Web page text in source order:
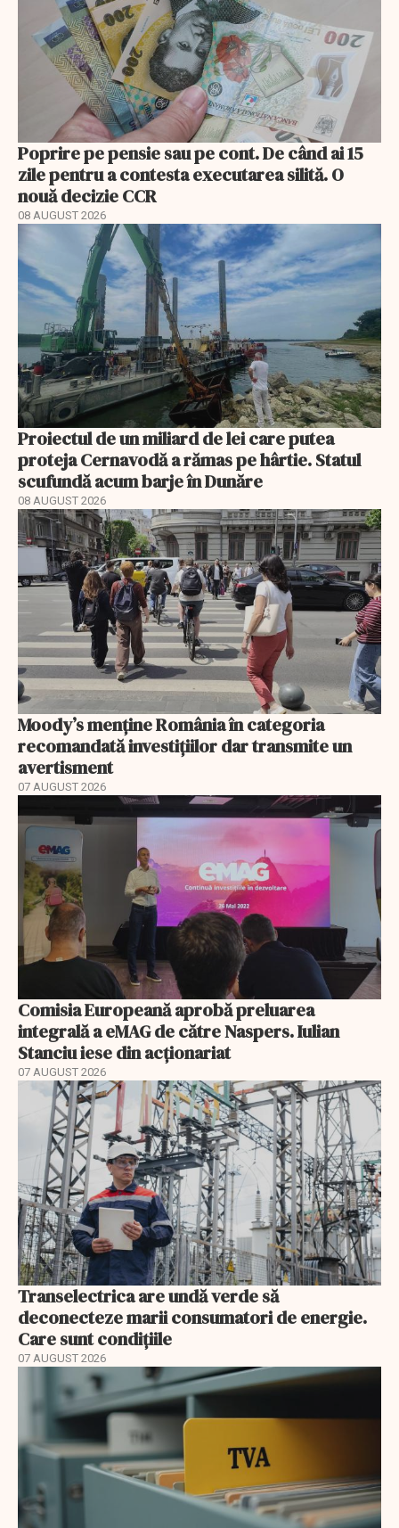
Poprire pe pensie sau pe cont. De când ai 15
zile pentru a contesta executarea silită. O
nouă decizie CCR
08 AUGUST 2026
Proiectul de un miliard de lei care putea
proteja Cernavodă a rămas pe hârtie. Statul
scufundă acum barje în Dunăre
08 AUGUST 2026
Moody’s menține România în categoria
recomandată investițiilor dar transmite un
avertisment
07 AUGUST 2026
Comisia Europeană aprobă preluarea
integrală a eMAG de către Naspers. Iulian
Stanciu iese din acționariat
07 AUGUST 2026
Transelectrica are undă verde să
deconecteze marii consumatori de energie.
Care sunt condițiile
07 AUGUST 2026